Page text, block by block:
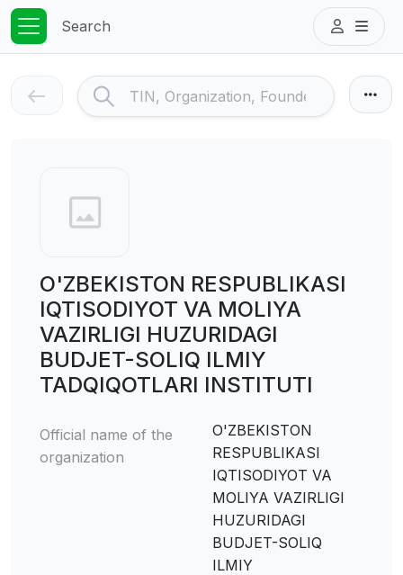
Search
O'ZBEKISTON RESPUBLIKASI
IQTISODIYOT VA MOLIYA
VAZIRLIGI HUZURIDAGI
BUDJET-SOLIQ ILMIY
TADQIQOTLARI INSTITUTI
Official name of the
organization
O'ZBEKISTON
RESPUBLIKASI
IQTISODIYOT VA
MOLIYA VAZIRLIGI
HUZURIDAGI
BUDJET-SOLIQ
ILMIY